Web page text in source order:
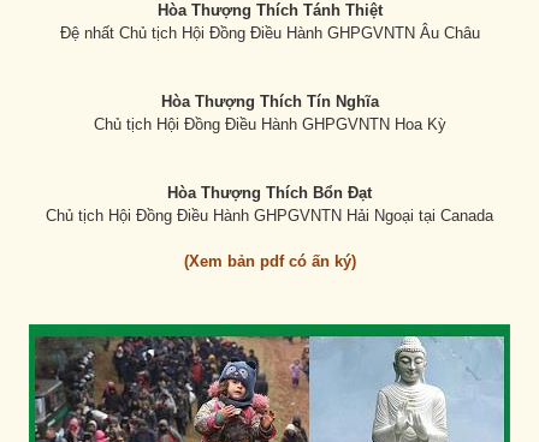
Hòa Thượng Thích Tánh Thiệt
Đệ nhất Chủ tịch Hội Đồng Điều Hành GHPGVNTN Âu Châu
Hòa Thượng Thích Tín Nghĩa
Chủ tịch Hội Đồng Điều Hành GHPGVNTN Hoa Kỳ
Hòa Thượng Thích Bổn Đạt
Chủ tịch Hội Đồng Điều Hành GHPGVNTN Hải Ngoại tại Canada
(Xem bản pdf có ấn ký)